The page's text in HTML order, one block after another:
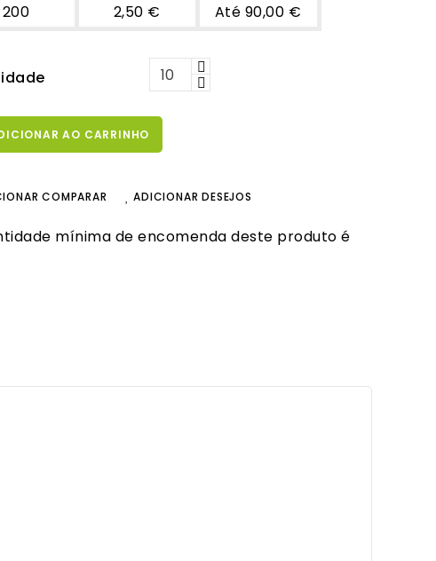
200
2,50 € Até 90,00 €
AO CARRINHO
COMPARAR ADICIONAR DESEJOS
mínima de encomenda deste produto é